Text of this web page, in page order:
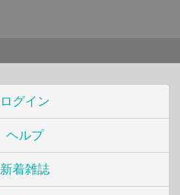
ログイン
ヘルプ
新着雑誌